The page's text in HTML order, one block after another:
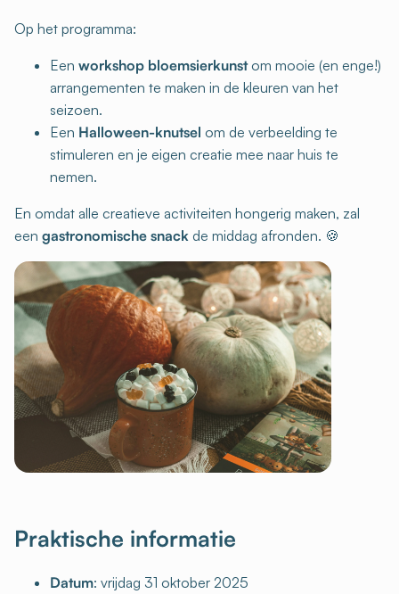
Op het programma:
Een workshop bloemsierkunstom mooie (en enge!)
arrangementen te maken in de kleuren van het
seizoen.
Een Halloween-knutsel om de verbeelding te
stimuleren en je eigen creatie mee naar huis te
nemen.
En omdat alle creatieve activiteiten hongerig maken, zal
een gastronomische snack de middag afronden. 🍪
Praktische informatie
Datum: vrijdag 31 oktober 2025